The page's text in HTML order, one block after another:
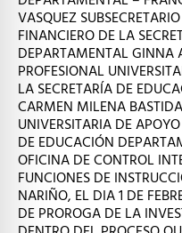
VASQUEZ
FINANCIERO DE LA
DEPARTAMENTAL GINNA
PROFESIONAL
LA SECRETARÍA DE
CARMEN MILENA
UNIVERSITARIA DE
DE EDUCACIÓN
OFICINA DE CONTROL
FUNCIONES DE
NARIÑO, EL DIA 1 DE
DE PROROGA DE LA